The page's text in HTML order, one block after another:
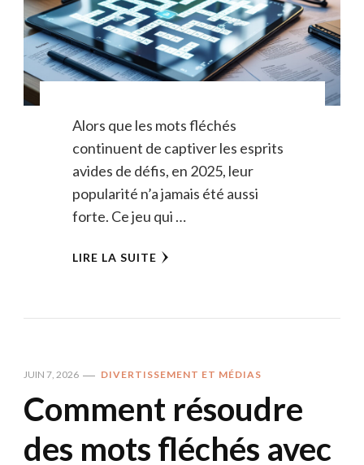
Alors que les mots fléchés
continuent de captiver les esprits
avides de défis, en 2025, leur
popularité n’a jamais été aussi
forte. Ce jeu qui …
LIRE LA SUITE
JUIN 7, 2026 DIVERTISSEMENT ET MÉDIAS
Comment résoudre
des mots fléchés avec